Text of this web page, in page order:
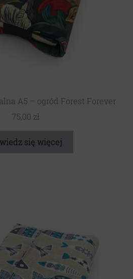
A5 – ogród Forest Forever
75,00 zł
się więcej